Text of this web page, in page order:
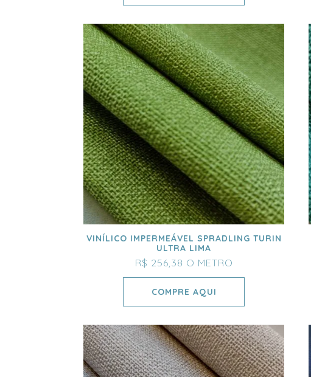
VINÍLICO IMPERMEÁVEL SPRADLING TURIN
ULTRA LIMA
R$ 256,38 O METRO
COMPRE AQUI